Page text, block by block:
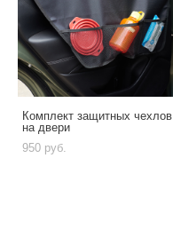
Комплект защитных чехлов
на двери
950 pуб.